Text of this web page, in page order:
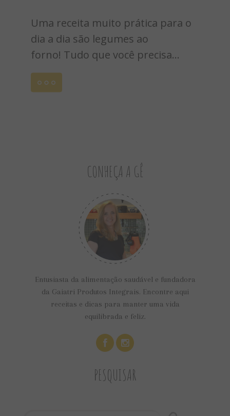
Uma receita muito prática para o
dia a dia são legumes ao
forno! Tudo que você precisa...
CONHEÇA A GÊ
Entusiasta da alimentação saudável e fundadora
da Gaiatri Produtos Integrais. Encontre aqui
receitas e dicas para manter uma vida
equilibrada e feliz.
PESQUISAR